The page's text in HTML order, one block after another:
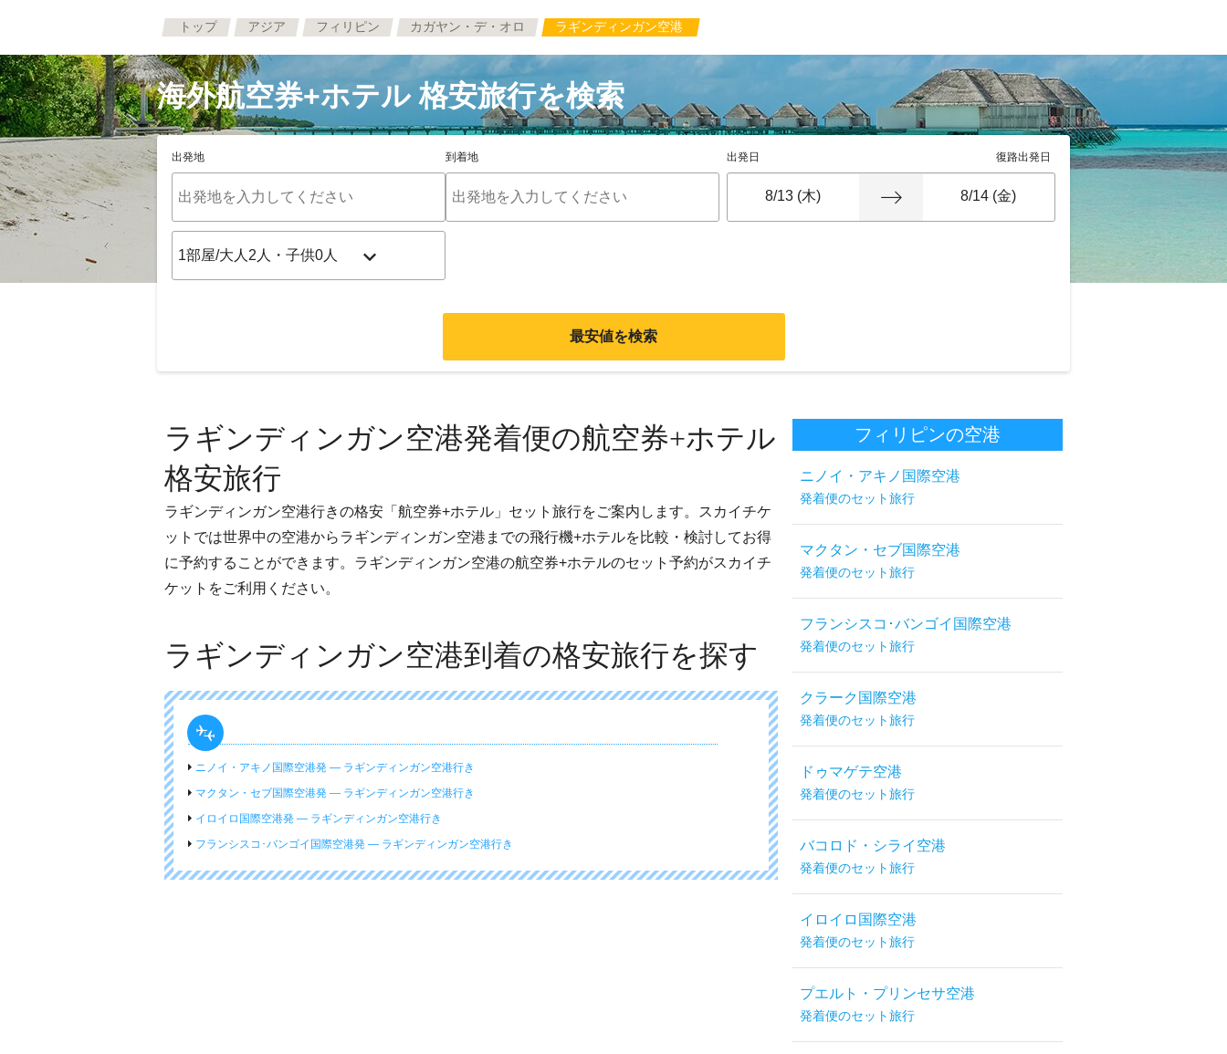
トップ アジア フィリピン カガヤン・デ・オロ ラギンディンガン空港
海外航空券+ホテル 格安旅行を検索
出発地 到着地 出発日 復路出発日
最安値を検索
ラギンディンガン空港発着便の航空券+ホテル
格安旅行
ラギンディンガン空港行きの格安「航空券+ホテル」セット旅行をご案内します。スカイチケ
ットでは世界中の空港からラギンディンガン空港までの飛行機+ホテルを比較・検討してお得
に予約することができます。ラギンディンガン空港の航空券+ホテルのセット予約がスカイチ
ケットをご利用ください。
ラギンディンガン空港到着の格安旅行を探す
ニノイ・アキノ国際空港発 ― ラギンディンガン空港行き
マクタン・セブ国際空港発 ― ラギンディンガン空港行き
イロイロ国際空港発 ― ラギンディンガン空港行き
フランシスコ･バンゴイ国際空港発 ― ラギンディンガン空港行き
フィリピンの空港
ニノイ・アキノ国際空港
発着便のセット旅行
マクタン・セブ国際空港
発着便のセット旅行
フランシスコ･バンゴイ国際空港
発着便のセット旅行
クラーク国際空港
発着便のセット旅行
ドゥマゲテ空港
発着便のセット旅行
バコロド・シライ空港
発着便のセット旅行
イロイロ国際空港
発着便のセット旅行
プエルト・プリンセサ空港
発着便のセット旅行